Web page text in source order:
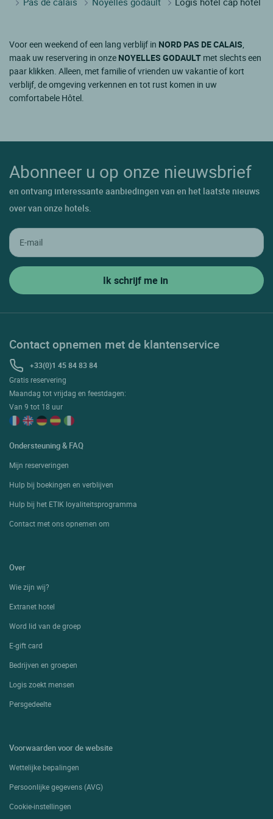
Voor een weekend of een lang verblijf in NORD PAS DE CALAIS
maak uw reservering in onze NOYELLES GODAULT met slechts een
paar klikken. Alleen, met familie of vrienden uw vakantie of kort
verblijf, de omgeving verkennen en tot rust komen in uw
comfortabele Hôtel.
Abonneer u op onze nieuwsbrief
en ontvang interessante aanbiedingen van en het laatste nieuws
over van onze hotels.
Contact opnemen met de klantenservice
+33(0)1 45 84 83 84
Gratis reservering
Maandag tot vrijdag en feestdagen:
Van 9 tot 18 uur
Ondersteuning & FAQ
Mijn reserveringen
Hulp bij boekingen en verblijven
Hulp bij het ETIK loyaliteitsprogramma
Contact met ons opnemen om
Over
Wie zijn wij?
Extranet hotel
Word lid van de groep
E-gift card
Bedrijven en groepen
Logis zoekt mensen
Persgedeelte
Voorwaarden voor de website
Wettelijke bepalingen
Persoonlijke gegevens (AVG)
Cookie-instellingen